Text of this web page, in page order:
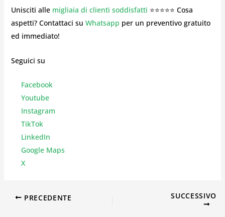
Unisciti alle migliaia di clienti soddisfatti ⭐⭐⭐⭐⭐ Cosa
aspetti? Contattaci su Whatsapp per un preventivo gratuito
ed immediato!
Seguici su
Facebook
Youtube
Instagram
TikTok
LinkedIn
Google Maps
X
PRECEDENTE SUCCESSIVO